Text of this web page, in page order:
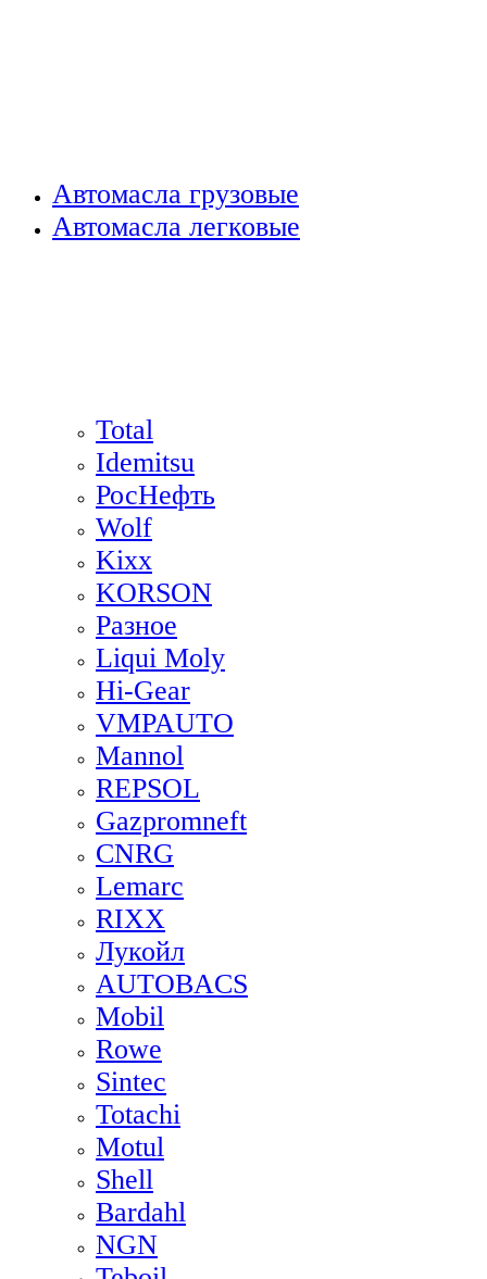
Автомасла грузовые
Автомасла легковые
Total
Idemitsu
РосНефть
Wolf
Kixx
KORSON
Разное
Liqui Moly
Hi-Gear
VMPAUTO
Mannol
REPSOL
Gazpromneft
CNRG
Lemarc
RIXX
Лукойл
AUTOBACS
Mobil
Rowe
Sintec
Totachi
Motul
Shell
Bardahl
NGN